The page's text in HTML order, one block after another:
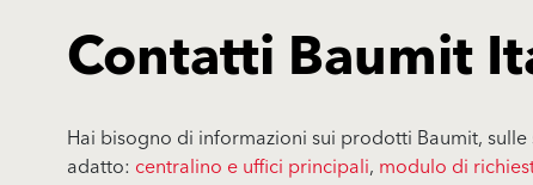
Contatti Baumit
Hai bisogno di informazioni sui prodotti Baumit,
adatto: centralino e uffici principali, modulo di